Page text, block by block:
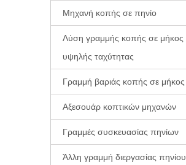
Μηχανή κοπής σε πηνίο
Λύση γραμμής κοπής σε μήκος
υψηλής ταχύτητας
Γραμμή βαριάς κοπής σε μήκος
Αξεσουάρ κοπτικών μηχανών
Γραμμές συσκευασίας πηνίων
Άλλη γραμμή διεργασίας πηνίου